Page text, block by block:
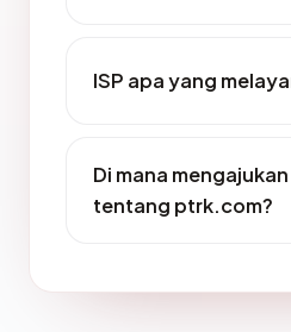
ISP apa yang
Di mana
tentang ptrk.com?